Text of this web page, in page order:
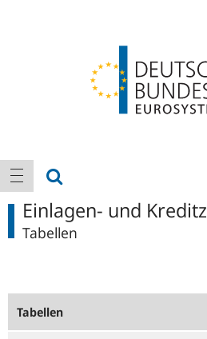
Hauptnavigation
Navigation anzeigen
Einlagen- und
Tabellen
Tabellen